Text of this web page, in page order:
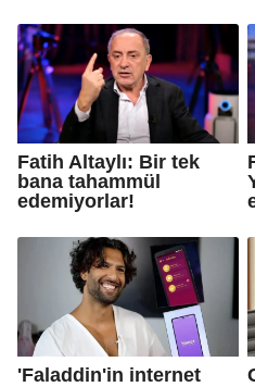
Fatih Altaylı: Bir tek
bana tahammül
edemiyorlar!
'Faladdin'in internet